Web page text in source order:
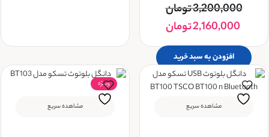
3,200,000تومان
2,160,000تومان
افزودن به سبد خرید
مشاهده سریع
ویــژه
مشاهده سریع